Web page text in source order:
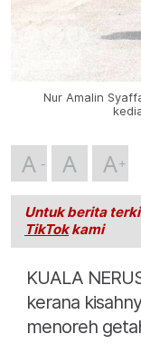
Nur Amalin
A A A
Untuk berita
TikTokkami
KUALA
kerana
menoreh